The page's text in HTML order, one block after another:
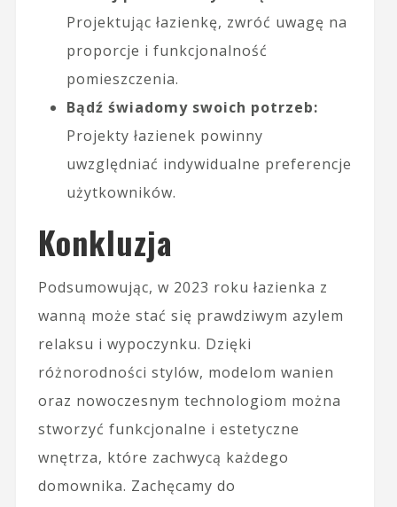
Projektując łazienkę, zwróć uwagę na
proporcje i funkcjonalność
pomieszczenia.
Bądź świadomy swoich potrzeb:
Projekty łazienek powinny
uwzględniać indywidualne preferencje
użytkowników.
Konkluzja
Podsumowując, w 2023 roku łazienka z
wanną może stać się prawdziwym azylem
relaksu i wypoczynku. Dzięki
różnorodności stylów, modelom wanien
oraz nowoczesnym technologiom można
stworzyć funkcjonalne i estetyczne
wnętrza, które zachwycą każdego
domownika. Zachęcamy do